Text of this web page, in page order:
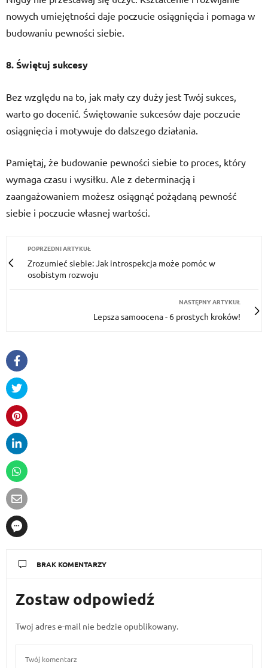
nowych umiejętności daje poczucie osiągnięcia i pomaga w
budowaniu pewności siebie.
8. Świętuj sukcesy
Bez względu na to, jak mały czy duży jest Twój sukces,
warto go docenić. Świętowanie sukcesów daje poczucie
osiągnięcia i motywuje do dalszego działania.
Pamiętaj, że budowanie pewności siebie to proces, który
wymaga czasu i wysiłku. Ale z determinacją i
zaangażowaniem możesz osiągnąć pożądaną pewność
siebie i poczucie własnej wartości.
POPRZEDNI ARTYKUŁ
Zrozumieć siebie: Jak introspekcja może pomóc w
osobistym rozwoju
NASTĘPNY ARTYKUŁ
Lepsza samoocena - 6 prostych kroków!
BRAK KOMENTARZY
Zostaw odpowiedź
Twoj adres e-mail nie bedzie opublikowany.